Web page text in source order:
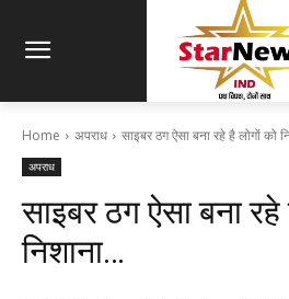
Home अपराध साइबर ठग ऐसा बना रहे है लोगों को
अपराध
साइबर ठग ऐसा बना रहे
निशाना…